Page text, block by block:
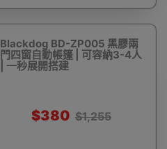
Blackdog BD-ZP005 黑膠兩
門四窗自動帳篷 | 可容納3-4人
| 一秒展開搭建
$380 $1,255